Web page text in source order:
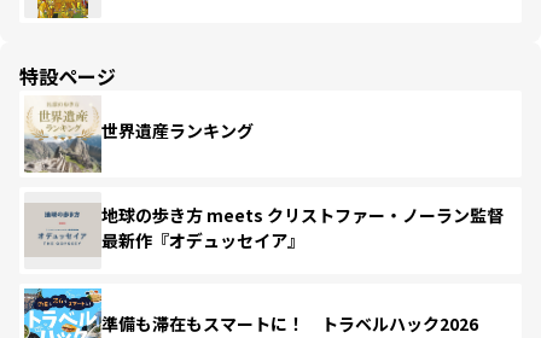
特設ページ
世界遺産ランキング
地球の歩き方 meets クリストファー・ノーラン監督
最新作『オデュッセイア』
準備も滞在もスマートに！ トラベルハック2026